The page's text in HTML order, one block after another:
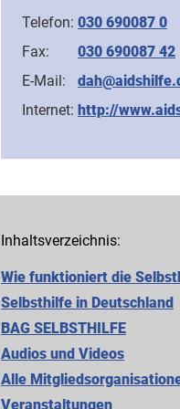
Telefon: 030 690087 0
Fax:
030 690087 42
E-Mail:
Internet: http://
Inhaltsverzeichnis:
Wie funktioniert die
Selbsthilfe in Deutschland
BAG SELBSTHILFE
Audios und Videos
Alle
Veranstaltungen